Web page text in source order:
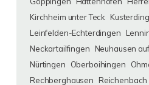
Kirchheim unter Teck
Leinfelden-Echterdingen
Neckartailfingen
Neuhausen
Nürtingen
Oberboihingen
Rechberghausen
Reichenbach